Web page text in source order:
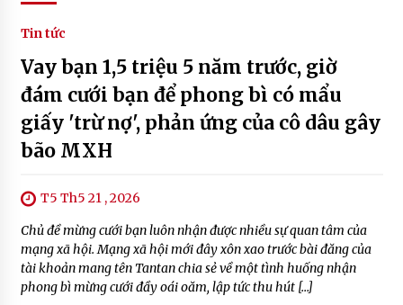
Tin tức
Vay bạn 1,5 triệu 5 năm trước, giờ
đám cưới bạn để phong bì có mẩu
giấy 'trừ nợ', phản ứng của cô dâu gây
bão MXH
T5 Th5 21 , 2026
Chủ đề mừng cưới bạn luôn nhận được nhiều sự quan tâm của
mạng xã hội. Mạng xã hội mới đây xôn xao trước bài đăng của
tài khoản mang tên Tantan chia sẻ về một tình huống nhận
phong bì mừng cưới đầy oái oăm, lập tức thu hút […]